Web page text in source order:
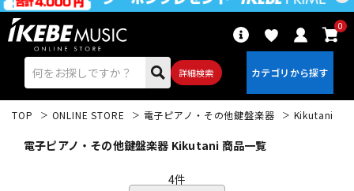
詳細検索
0
TOP ONLINE STORE 電子ピアノ・その他鍵盤楽器 Kikutani
電子ピアノ・その他鍵盤楽器 Kikutani 商品一覧
4件